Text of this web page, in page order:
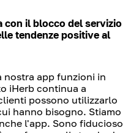
con il blocco del servizio
tendenze positive al
app funzioni in
iHerb continua a
possono utilizzarlo
hanno bisogno. Stiamo
l'app. Sono fiducioso